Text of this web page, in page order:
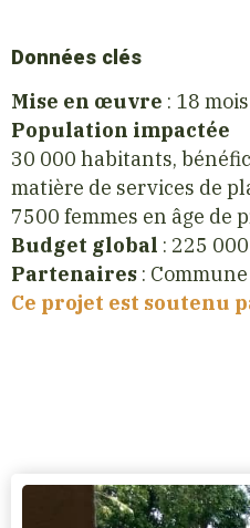
Données clés
Mise en œuvre : 18
Population impactée
30 000 habitants,
matière de services de
7500 femmes en âge de
Budget global : 225
Partenaires :
Ce projet est soutenu